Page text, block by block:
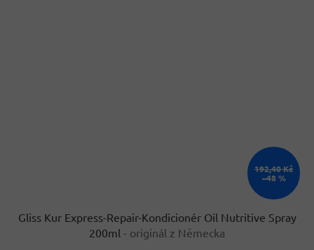
192,40 Kč
–48 %
Gliss Kur Express-Repair-Kondicionér Oil Nutritive Spray
200ml - originál z Německa